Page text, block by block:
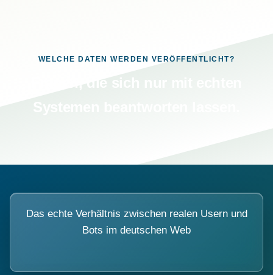
WELCHE DATEN WERDEN VERÖFFENTLICHT?
Das echte Verhältnis zwischen realen Usern und
Bots im deutschen Web